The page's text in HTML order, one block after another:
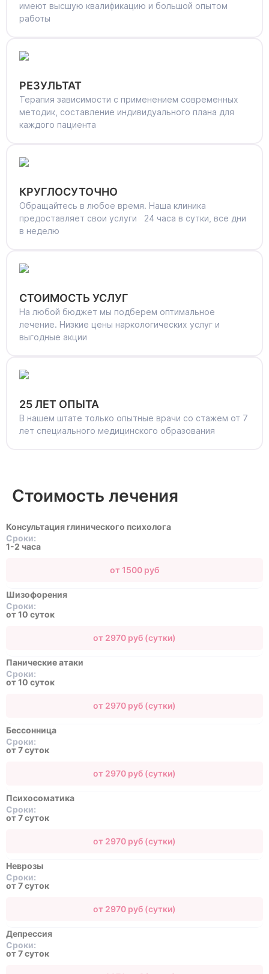
имеют высшую квалификацию и большой опытом
работы
РЕЗУЛЬТАТ
Терапия зависимости с применением современных
методик, составление индивидуального плана для
каждого пациента
КРУГЛОСУТОЧНО
Обращайтесь в любое время. Наша клиника
предоставляет свои услуги 24 часа в сутки, все дни
в неделю
СТОИМОСТЬ УСЛУГ
На любой бюджет мы подберем оптимальное
лечение. Низкие цены наркологических услуг и
выгодные акции
25 ЛЕТ ОПЫТА
В нашем штате только опытные врачи со стажем от 7
лет специального медицинского образования
Стоимость лечения
Консультация rлинического психолога
Сроки:
1-2 часа
от 1500 руб
Шизофорения
Сроки:
от 10 суток
от 2970 руб (сутки)
Панические атаки
Сроки:
от 10 суток
от 2970 руб (сутки)
Бессонница
Сроки:
от 7 суток
от 2970 руб (сутки)
Психосоматика
Сроки:
от 7 суток
от 2970 руб (сутки)
Неврозы
Сроки:
от 7 суток
от 2970 руб (сутки)
Депрессия
Сроки:
от 7 суток